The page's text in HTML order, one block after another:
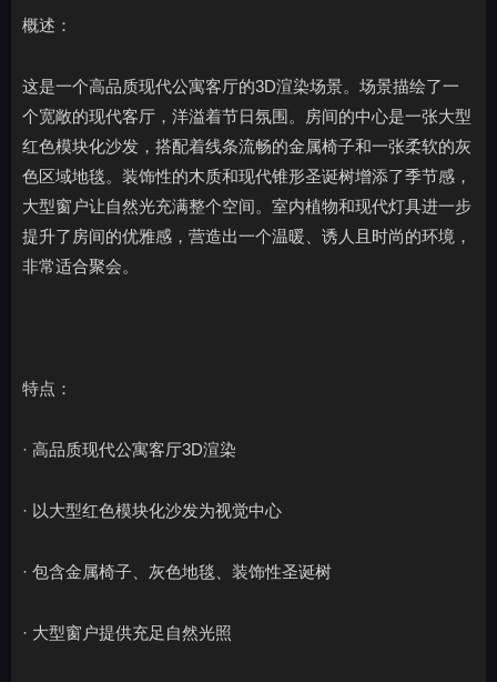
概述：
这是一个高品质现代公寓客厅的3D渲染场景。场景描绘了一
个宽敞的现代客厅，洋溢着节日氛围。房间的中心是一张大型
红色模块化沙发，搭配着线条流畅的金属椅子和一张柔软的灰
色区域地毯。装饰性的木质和现代锥形圣诞树增添了季节感，
大型窗户让自然光充满整个空间。室内植物和现代灯具进一步
提升了房间的优雅感，营造出一个温暖、诱人且时尚的环境，
非常适合聚会。
特点：
· 高品质现代公寓客厅3D渲染
· 以大型红色模块化沙发为视觉中心
· 包含金属椅子、灰色地毯、装饰性圣诞树
· 大型窗户提供充足自然光照